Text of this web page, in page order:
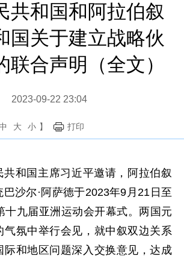
共和国和阿拉伯叙
国关于建立战略伙
联合声明（全文）
2023-09-22 23:04
大 小 】 打印
共和国主席习近平邀请，阿拉伯叙
沙尔·阿萨德于2023年9月21日至
十九届亚洲运动会开幕式。两国元
气氛中举行会见，就中叙双边关系
际和地区问题深入交换意见，达成